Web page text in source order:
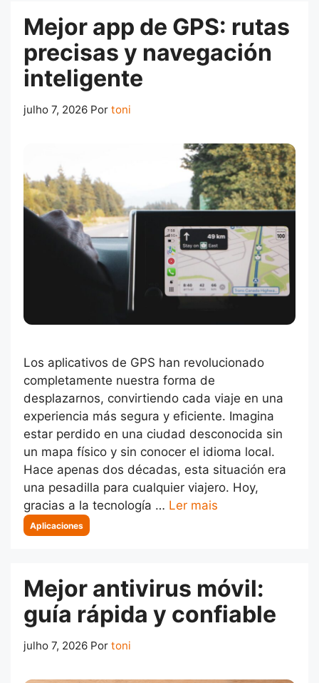
Mejor app de GPS: rutas
precisas y navegación
inteligente
julho 7, 2026 Por toni
Los aplicativos de GPS han revolucionado
completamente nuestra forma de
desplazarnos, convirtiendo cada viaje en una
experiencia más segura y eficiente. Imagina
estar perdido en una ciudad desconocida sin
un mapa físico y sin conocer el idioma local.
Hace apenas dos décadas, esta situación era
una pesadilla para cualquier viajero. Hoy,
gracias a la tecnología … Ler mais
Categorias
Aplicaciones
Mejor antivirus móvil:
guía rápida y confiable
julho 7, 2026 Por toni